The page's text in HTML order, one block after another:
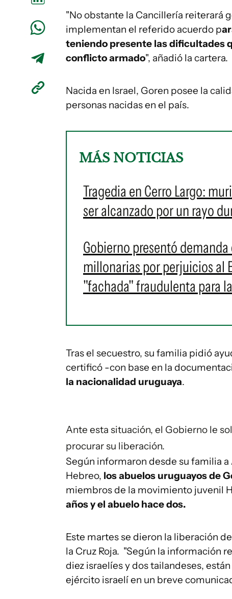
"No obstante la Cancillería reiterará
implementan el referido acuerdo p
teniendo presente las dificultades
conflicto armado", añadió la cartera.
Nacida en Israel, Goren posee la
personas nacidas en el país.
MÁS NOTICIAS
Tragedia en Cerro Largo:
ser alcanzado por un rayo
Gobierno presentó
millonarias por perjuicios al
"fachada" fraudulenta para
Tras el secuestro, su familia pidió
certificó -con base en la
la nacionalidad uruguaya.
Ante esta situación, el Gobierno le
procurar su liberación.
Según informaron desde su familia
Hebreo, los abuelos uruguayos de
miembros de la movimiento juvenil
años y el abuelo hace dos.
Este martes se dieron la liberación
la Cruz Roja. "Según la información
diez israelíes y dos tailandeses,
ejército israelí en un breve